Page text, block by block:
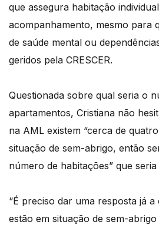
que assegura habitação
acompanhamento, mesmo para
de saúde mental ou
geridos pela CRESCER.
Questionada sobre qual seria o
apartamentos, Cristiana não
na AML existem “cerca de
situação de sem-abrigo, então
número de habitações” que
“É preciso dar uma resposta já a
estão em situação de sem-